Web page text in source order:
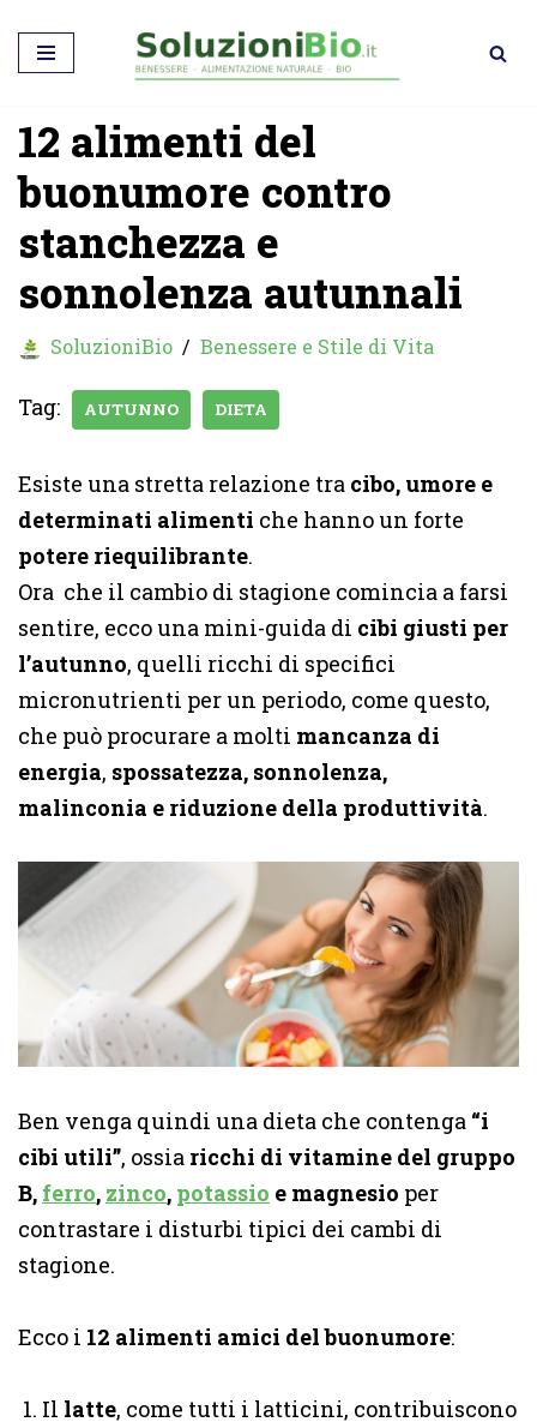
Vai
contenuto
12 alimenti del
buonumore contro
stanchezza e
sonnolenza autunnali
SoluzioniBio Benessere e Stile di Vita
Tag: AUTUNNO DIETA
Esiste una stretta relazione tra cibo, umore e
determinati alimenti che hanno un forte
potere riequilibrante.
Ora che il cambio di stagione comincia a farsi
sentire, ecco una mini-guida di cibi giusti per
l’autunno, quelli ricchi di specifici
micronutrienti per un periodo, come questo,
che può procurare a molti mancanza di
energia, spossatezza, sonnolenza,
malinconia e riduzione della produttività.
Ben venga quindi una dieta che contenga “i
cibi utili”, ossia ricchi di vitamine del gruppo
B, ferro, zinco, potassio e magnesio per
contrastare i disturbi tipici dei cambi di
stagione.
Ecco i 12 alimenti amici del buonumore:
Il latte, come tutti i latticini, contribuiscono